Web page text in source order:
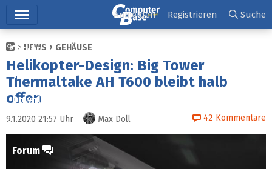
Ticker
Tests
Downloads
Preisvergleich
Forum
Anmelden Registrieren Suche
NEWS GEHÄUSE
Helikopter-Design: Big Tower
Thermaltake AH T600 bleibt halb
offen
9.1.2020 21:57 Uhr Max Doll 42 Kommentare